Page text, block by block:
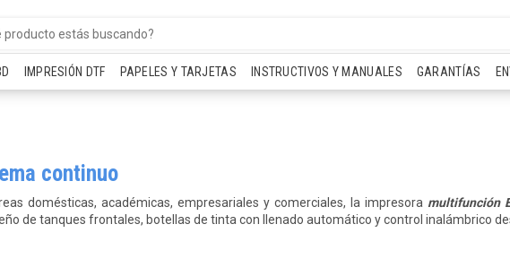
IMPRESIÓN DTF PAPELES Y TARJETAS INSTRUCTIVOS Y MANUALES GARANTÍAS
continuo
domésticas, académicas, empresariales y comerciales, la impresora multifunción
de tanques frontales, botellas de tinta con llenado automático y control inalámbrico